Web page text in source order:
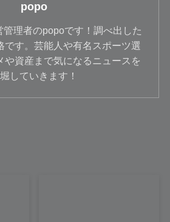
popo
理者のpopoです！調べ出した
です。芸能人や有名スポーツ選
や資産まで気になるニュースを
していきます！